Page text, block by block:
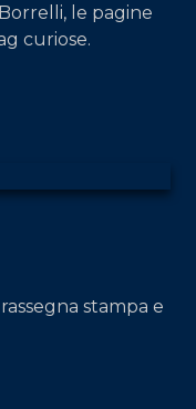
le pagine
curiose.
stampa e